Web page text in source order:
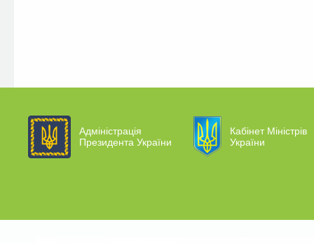
Адміністрація
Президента України
Кабінет Міністрів
України